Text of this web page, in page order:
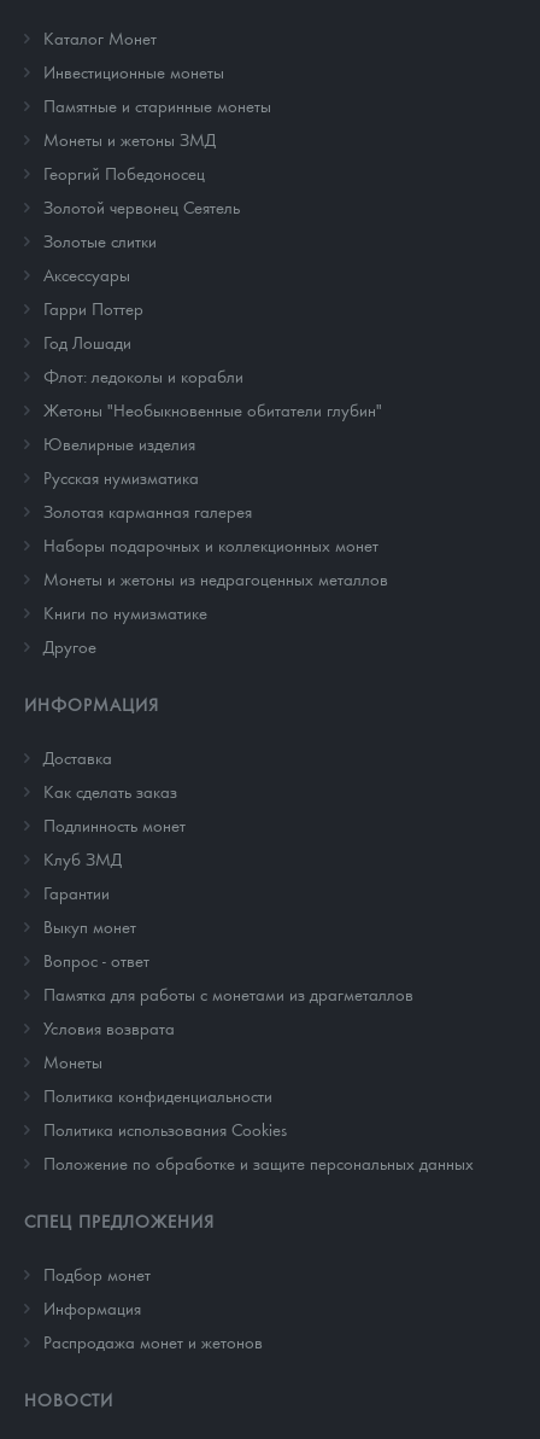
Каталог Монет
Инвестиционные монеты
Памятные и старинные монеты
Монеты и жетоны ЗМД
Георгий Победоносец
Золотой червонец Сеятель
Золотые слитки
Аксессуары
Гарри Поттер
Год Лошади
Флот: ледоколы и корабли
Жетоны "Необыкновенные обитатели глубин"
Ювелирные изделия
Русская нумизматика
Золотая карманная галерея
Наборы подарочных и коллекционных монет
Монеты и жетоны из недрагоценных металлов
Книги по нумизматике
Другое
ИНФОРМАЦИЯ
Доставка
Как сделать заказ
Подлинность монет
Клуб ЗМД
Гарантии
Выкуп монет
Вопрос - ответ
Памятка для работы с монетами из драгметаллов
Условия возврата
Монеты
Политика конфиденциальности
Политика использования Cookies
Положение по обработке и защите персональных данных
СПЕЦ ПРЕДЛОЖЕНИЯ
Подбор монет
Информация
Распродажа монет и жетонов
НОВОСТИ